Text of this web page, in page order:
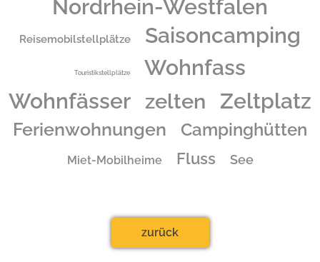
Nordrhein-Westfalen
Reisemobilstellplätze Saisoncamping
Touristikstellplätze
Wohnfass
Wohnfässer
zelten Zeltplatz
Ferienwohnungen Campinghütten
Miet-Mobilheime Fluss See
zurück